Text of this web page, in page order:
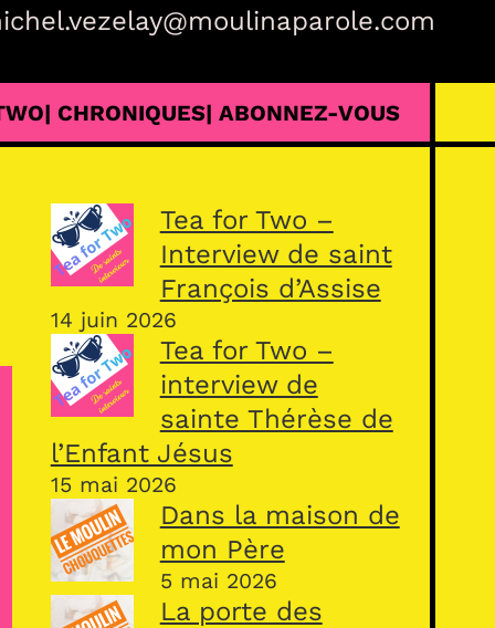
| CHRONIQUES| ABONNEZ-VOUS
Tea for Two –
Interview de saint
François d’Assise
14 juin 2026
Tea for Two –
interview de
sainte Thérèse de
l’Enfant Jésus
15 mai 2026
Dans la maison de
mon Père
5 mai 2026
La porte des